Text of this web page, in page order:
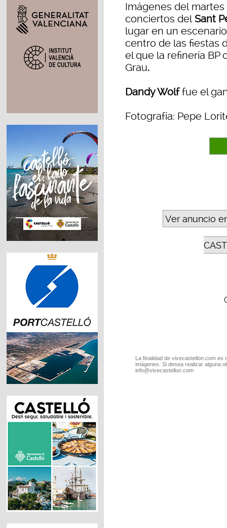
Imágenes del
conciertos delSant
lugar en un
centro de las fiestas
el que la refinería BP
Grau.
Dandy Wolffue el
Fotografía: Pepe
Ver anuncio
La finalidad de vivecastellon.com
imágenes. Si desea realizar alguna
info@vivecastellon.com